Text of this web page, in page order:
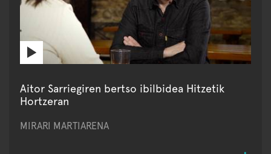
Aitor Sarriegiren bertso ibilbidea Hitzetik
Hortzeran
MIRARI MARTIARENA